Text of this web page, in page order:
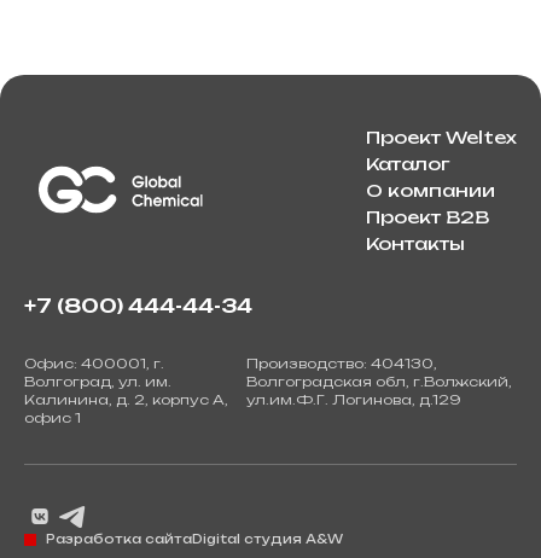
Проект Weltex
Каталог
О компании
Проект B2B
Контакты
+7 (800) 444-44-34
Офис: 400001, г.
Волгоград, ул. им.
Калинина, д. 2, корпус А,
офис 1
Производство: 404130,
Волгоградская обл, г.Волжский,
ул.им.Ф.Г. Логинова, д.129
Разработка сайтаDigital студия A&W